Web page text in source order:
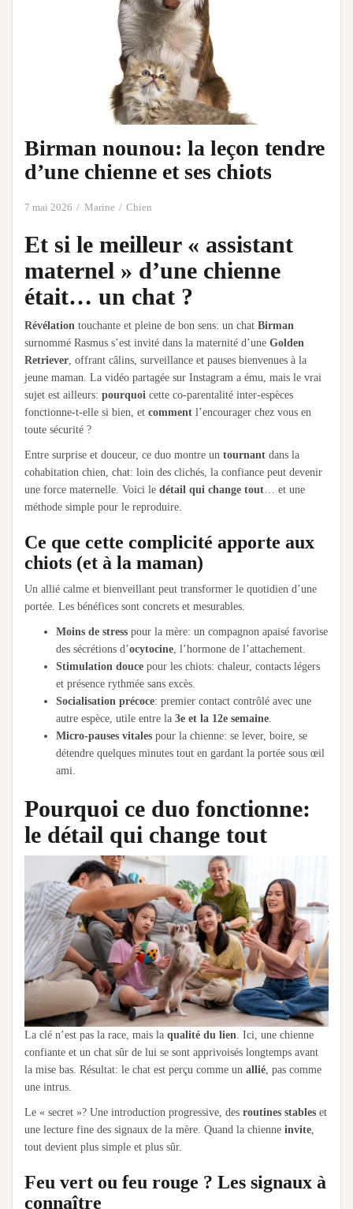
Birman nounou: la leçon tendre
d’une chienne et ses chiots
7 mai 2026 Marine Chien
Et si le meilleur « assistant
maternel » d’une chienne
était… un chat ?
Révélation touchante et pleine de bon sens: un chat Birman
surnommé Rasmus s’est invité dans la maternité d’une Golden
Retriever , offrant câlins, surveillance et pauses bienvenues à la
jeune maman. La vidéo partagée sur Instagram a ému, mais le vrai
sujet est ailleurs: pourquoi cette co-parentalité inter-espèces
fonctionne-t-elle si bien, et comment l’encourager chez vous en
toute sécurité ?
Entre surprise et douceur, ce duo montre un tournant dans la
cohabitation chien, chat: loin des clichés, la confiance peut devenir
une force maternelle. Voici le détail qui change tout … et une
méthode simple pour le reproduire.
Ce que cette complicité apporte aux
chiots (et à la maman)
Un allié calme et bienveillant peut transformer le quotidien d’une
portée. Les bénéfices sont concrets et mesurables.
Moins de stress pour la mère: un compagnon apaisé favorise
des sécrétions d’ocytocine , l’hormone de l’attachement.
Stimulation douce pour les chiots: chaleur, contacts légers
et présence rythmée sans excès.
Socialisation précoce: premier contact contrôlé avec une
autre espèce, utile entre la 3e et la 12e semaine
Micro-pauses vitales pour la chienne: se lever, boire, se
détendre quelques minutes tout en gardant la portée sous œil
ami.
Pourquoi ce duo fonctionne:
le détail qui change tout
La clé n’est pas la race, mais la qualité du lien . Ici, une chienne
confiante et un chat sûr de lui se sont apprivoisés longtemps avant
la mise bas. Résultat: le chat est perçu comme un allié , pas comme
une intrus.
Le « secret »? Une introduction progressive, des routines stables et
une lecture fine des signaux de la mère. Quand la chienne invite
tout devient plus simple et plus sûr.
Feu vert ou feu rouge ? Les signaux à
connaître